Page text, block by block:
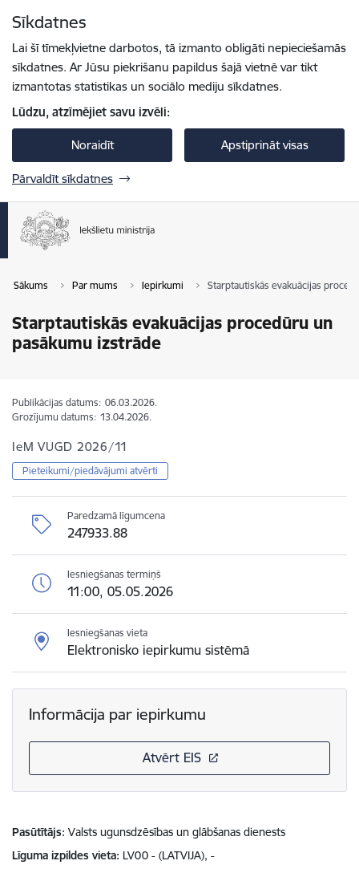
Sīkdatnes
Lai šī tīmekļvietne darbotos, tā izmanto obligāti nepieciešamās
sīkdatnes. Ar Jūsu piekrišanu papildus šajā vietnē var tikt
izmantotas statistikas un sociālo mediju sīkdatnes.
Lūdzu, atzīmējiet savu izvēli:
Noraidīt Apstiprināt visas
Pārvaldīt sīkdatnes
Sākums Par mums Iepirkumi Starptautiskās evakuācijas
Starptautiskās evakuācijas procedūru un
pasākumu izstrāde
Publikācijas datums: 06.03.2026.
Grozījumu datums: 13.04.2026.
IeM VUGD 2026/11
Pieteikumi/piedāvājumi atvērti
Paredzamā līgumcena
247933.88
Iesniegšanas termiņš
11:00, 05.05.2026
Iesniegšanas vieta
Elektronisko iepirkumu sistēmā
Informācija par iepirkumu
Atvērt EIS
Pasūtītājs Valsts ugunsdzēsības un glābšanas dienests
Līguma izpildes vieta LV00 - (LATVIJA), -